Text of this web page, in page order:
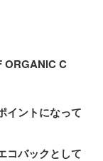
ORGANIC C
イントになって
コバックとして